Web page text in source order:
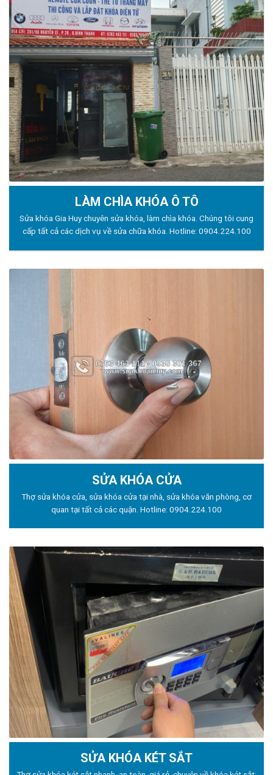
LÀM CHÌA KHÓA Ô TÔ
Sửa khóa Gia Huy chuyên sửa khóa, làm chìa khóa. Chúng tôi cung
cấp tất cả các dịch vụ về sửa chữa khóa. Hotline: 0904.224.100
SỬA KHÓA CỬA
Thợ sửa khóa cửa, sửa khóa cửa tại nhà, sửa khóa văn phòng, cơ
quan tại tất cả các quận. Hotline: 0904.224.100
SỬA KHÓA KÉT SẮT